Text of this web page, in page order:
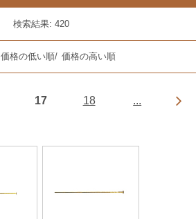
検索結果: 420
価格の低い順/ 価格の高い順
17 18 ...